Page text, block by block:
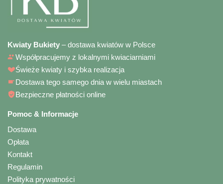
Kwiaty Bukiety – dostawa kwiatów w Polsce
Współpracujemy z lokalnymi kwiaciarniami
Świeże kwiaty i szybka realizacja
Dostawa tego samego dnia w wielu miastach
Bezpieczne płatności online
Pomoc & Informacje
Dostawa
Opłata
Kontakt
Regulamin
Polityka prywatności